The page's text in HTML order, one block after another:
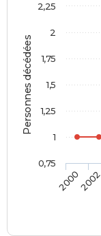
Personnes décédées
20002002
0,75
1
1,25
1,5
1,75
2
2,25